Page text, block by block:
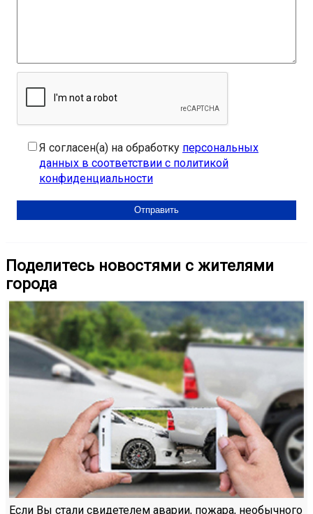
Я согласен(а) на обработку персональных
данных в соответствии с политикой
конфиденциальности
Поделитесь новостями с жителями
города
Если Вы стали свидетелем аварии, пожара, необычного